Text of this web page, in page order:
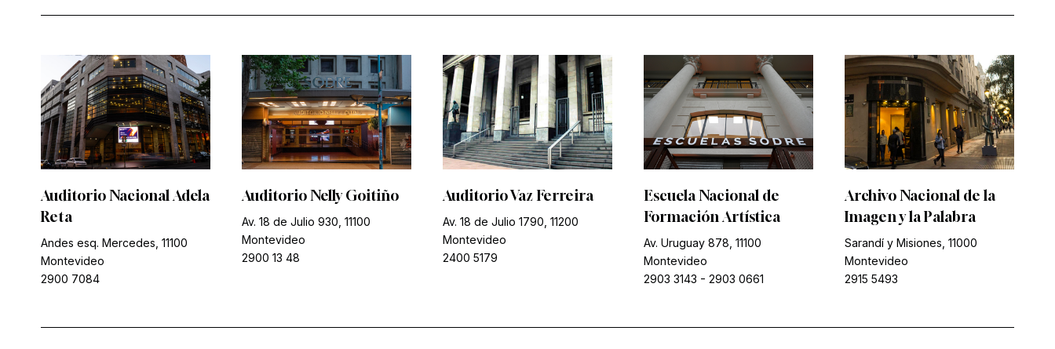
Auditorio Nacional Adela
Reta
Andes esq. Mercedes, 11100
Montevideo
2900 7084
Auditorio Nelly Goitiño
Av. 18 de Julio 930, 11100
Montevideo
2900 13 48
Auditorio Vaz Ferreira
Av. 18 de Julio 1790, 11200
Montevideo
2400 5179
Escuela Nacional de
Formación Artística
Av. Uruguay 878, 11100
Montevideo
2903 3143 - 2903 0661
Archivo Nacional de la
Imagen y la Palabra
Sarandí y Misiones, 11000
Montevideo
2915 5493